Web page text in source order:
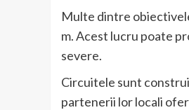
Multe dintre
m. Acest lucru poate
severe.
Circuitele sunt
partenerii lor locali